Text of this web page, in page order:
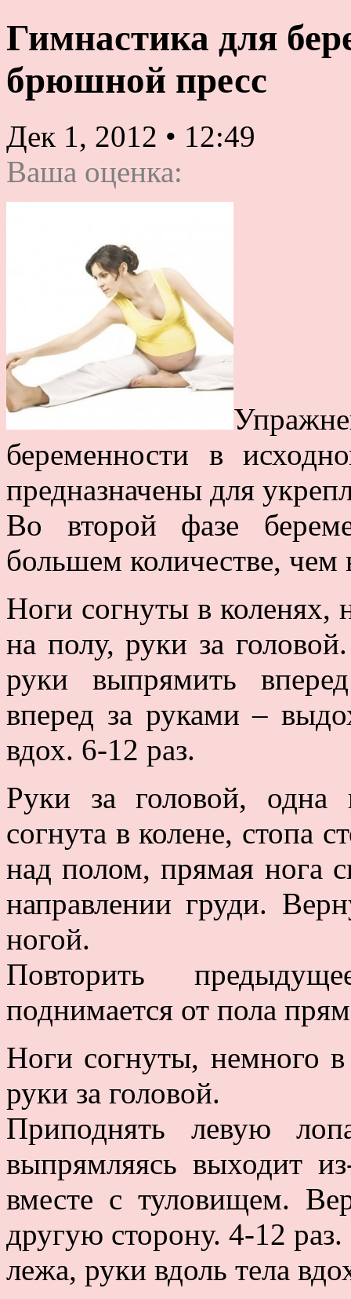
Гимнастика для
брюшной пресс
Дек 1, 2012 • 12:49
Ваша оценка:
беременности в
предназначены для
Во второй фазе
большем количестве, чем
Ноги согнуты в коленях,
на полу, руки за
руки выпрямить
вперед за руками –
вдох. 6-12 раз.
Руки за головой, одна
согнута в колене, стопа
над полом, прямая нога
направлении груди.
ногой.
Повторить
поднимается от пола
Ноги согнуты, немного
руки за головой.
Приподнять левую
выпрямляясь выходит
вместе с туловищем.
другую сторону. 4-12 раз.
лежа, руки вдоль тела